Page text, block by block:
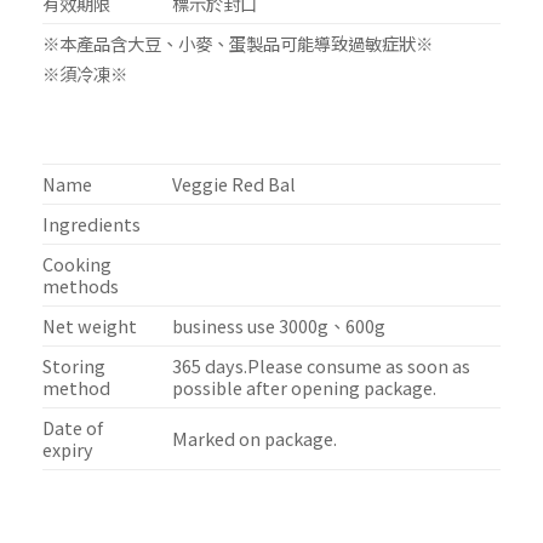
※本產品含大豆、小麥、蛋製品可能導致過敏症狀※
※須冷凍※
Name
Veggie Red Bal
Ingredients
Cooking
methods
Net weight
business use 3000g、600g
Storing
method
365 days.Please consume as soon as
possible after opening package.
Date of
expiry
Marked on package.